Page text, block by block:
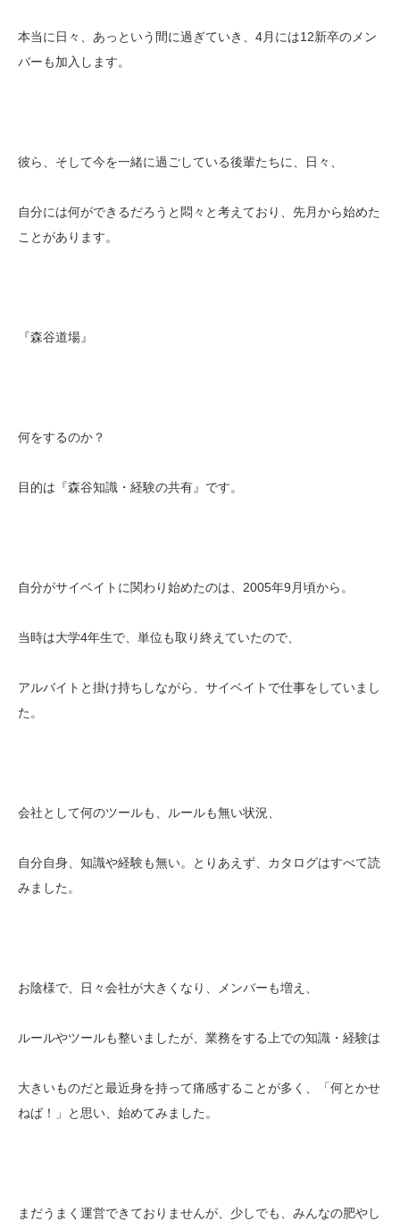
本当に日々、あっという間に過ぎていき、4月には12新卒のメン
バーも加入します。
彼ら、そして今を一緒に過ごしている後輩たちに、日々、
自分には何ができるだろうと悶々と考えており、先月から始めた
ことがあります。
『森谷道場』
何をするのか？
目的は『森谷知識・経験の共有』です。
自分がサイベイトに関わり始めたのは、2005年9月頃から。
当時は大学4年生で、単位も取り終えていたので、
アルバイトと掛け持ちしながら、サイベイトで仕事をしていまし
た。
会社として何のツールも、ルールも無い状況、
自分自身、知識や経験も無い。とりあえず、カタログはすべて読
みました。
お陰様で、日々会社が大きくなり、メンバーも増え、
ルールやツールも整いましたが、業務をする上での知識・経験は
大きいものだと最近身を持って痛感することが多く、「何とかせ
ねば！」と思い、始めてみました。
まだうまく運営できておりませんが、少しでも、みんなの肥やし